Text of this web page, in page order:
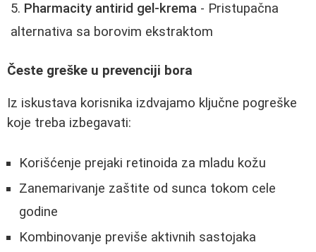
Pharmacity antirid gel-krema - Pristupačna
alternativa sa borovim ekstraktom
Česte greške u prevenciji bora
Iz iskustava korisnika izdvajamo ključne pogreške
koje treba izbegavati:
Korišćenje prejaki retinoida za mladu kožu
Zanemarivanje zaštite od sunca tokom cele
godine
Kombinovanje previše aktivnih sastojaka